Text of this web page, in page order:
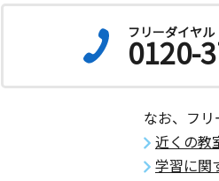
フリーダイヤル
0120-
なお、フ
近くの教
学習に関